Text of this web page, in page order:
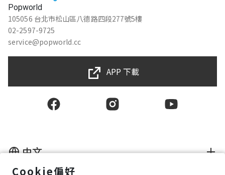
Popworld
105056 台北市松山區八德路四段277號5樓
02-2597-9725
service@popworld.cc
APP 下載
中文
Cookie偏好